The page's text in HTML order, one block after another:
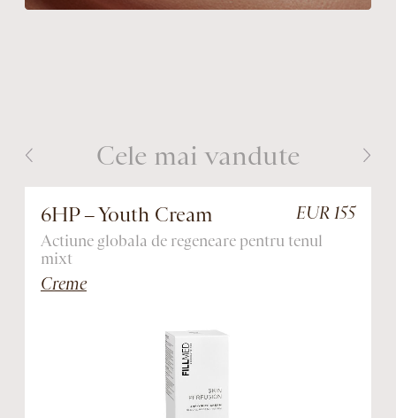
Cele mai vandute
6HP – Youth Cream EUR 155
Actiune globala de regeneare pentru tenul
mixt
Creme